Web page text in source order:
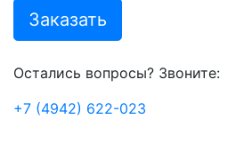
Заказать
Остались вопросы? Звоните:
+7 (4942) 622-023